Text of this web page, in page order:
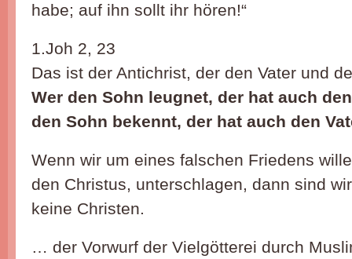
habe; auf ihn sollt ihr hören!“
1.Joh 2, 23
Das ist der Antichrist, der den Vater und
Wer den Sohn leugnet, der hat auch
den Sohn bekennt, der hat auch den
Wenn wir um eines falschen Friedens
den Christus, unterschlagen, dann sind
keine Christen.
… der Vorwurf der Vielgötterei durch